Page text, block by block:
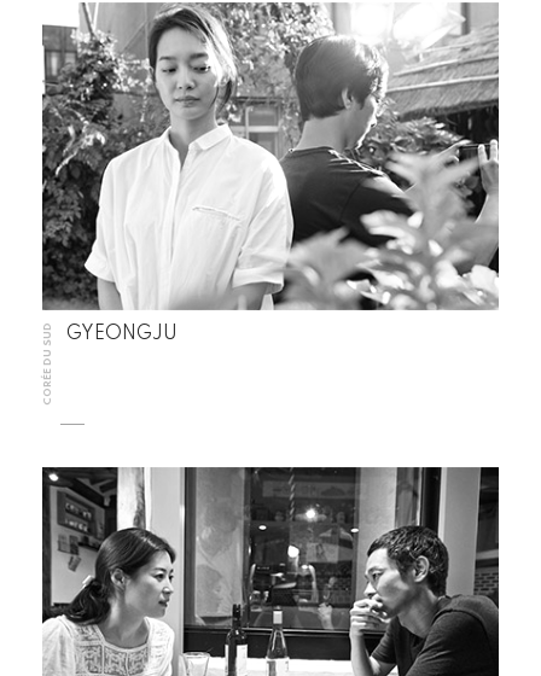
CORÉE DU SUD GYEONGJU